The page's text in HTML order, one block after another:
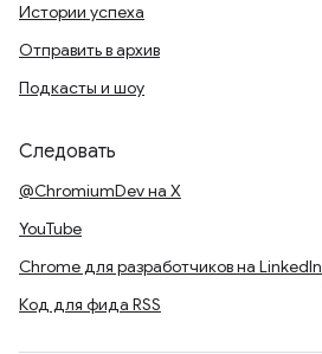
Истории успеха
Отправить в архив
Подкасты и шоу
Следовать
@ChromiumDev на X
YouTube
Chrome для разработчиков на LinkedIn
Код для фида RSS